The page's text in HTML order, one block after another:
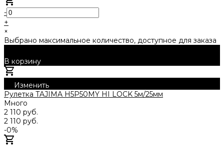
-
+
×
Выбрано максимальное количество, доступное для заказа
В корзину
Изменить
Рулетка TAJIMA H5P50MY HI LOCK 5м/25мм
Много
2 110 руб.
2 110 руб.
-0%